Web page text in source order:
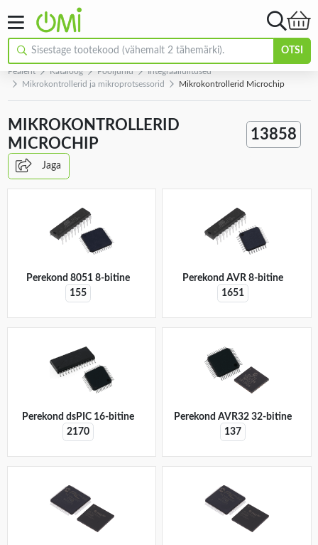
OTSI
Pealeht Kataloog Pooljuhid
Integraallülitused
Mikrokontrollerid ja mikroprotsessorid
Mikrokontrollerid Microchip
MIKROKONTROLLERID
MICROCHIP
13858
Jaga
Perekond 8051 8-bitine
155
Perekond AVR 8-bitine
1651
Perekond dsPIC 16-bitine
2170
Perekond AVR32 32-bitine
137